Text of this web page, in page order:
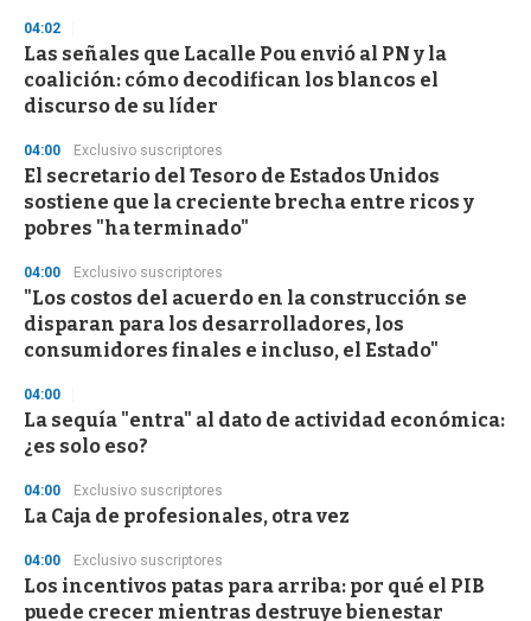
s
e
c
o
n
04:02
Las señales que Lacalle Pou envió al PN y la
coalición: cómo decodifican los blancos el
discurso de su líder
04:00 Exclusivo suscriptores
El secretario del Tesoro de Estados Unidos
sostiene que la creciente brecha entre ricos y
pobres "ha terminado"
04:00 Exclusivo suscriptores
"Los costos del acuerdo en la construcción se
disparan para los desarrolladores, los
consumidores finales e incluso, el Estado"
04:00
La sequía "entra" al dato de actividad económica:
¿es solo eso?
04:00 Exclusivo suscriptores
La Caja de profesionales, otra vez
04:00 Exclusivo suscriptores
Los incentivos patas para arriba: por qué el PIB
puede crecer mientras destruye bienestar